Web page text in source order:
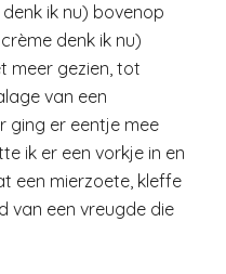
ik nu) bovenop
denk ik nu)
meer gezien, tot
van een
ging er eentje mee
ik er een vorkje in en
een mierzoete, kleffe
van een vreugde die